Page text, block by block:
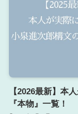
【2026最新】本
『本物』一覧！